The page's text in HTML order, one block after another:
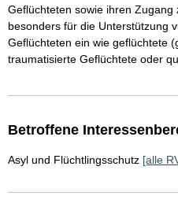
Geflüchteten sowie ihren
besonders für die Unterstützung
Geflüchteten ein wie geflüchtete
traumatisierte Geflüchtete oder
Betroffene
Asyl und Flüchtlingsschutz [alle